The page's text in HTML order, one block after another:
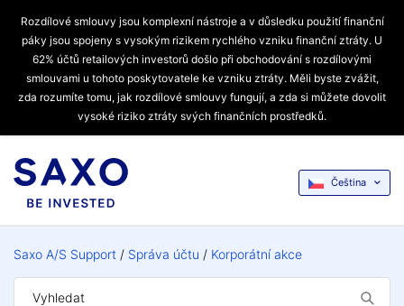
Rozdílové smlouvy jsou komplexní nástroje a v důsledku použití finanční
páky jsou spojeny s vysokým rizikem rychlého vzniku finanční ztráty. U
62% účtů retailových investorů došlo při obchodování s rozdílovými
smlouvami u tohoto poskytovatele ke vzniku ztráty. Měli byste zvážit,
zda rozumíte tomu, jak rozdílové smlouvy fungují, a zda si můžete dovolit
vysoké riziko ztráty svých finančních prostředků.
Čeština
Saxo A/S Support Správa účtu Korporátní akce